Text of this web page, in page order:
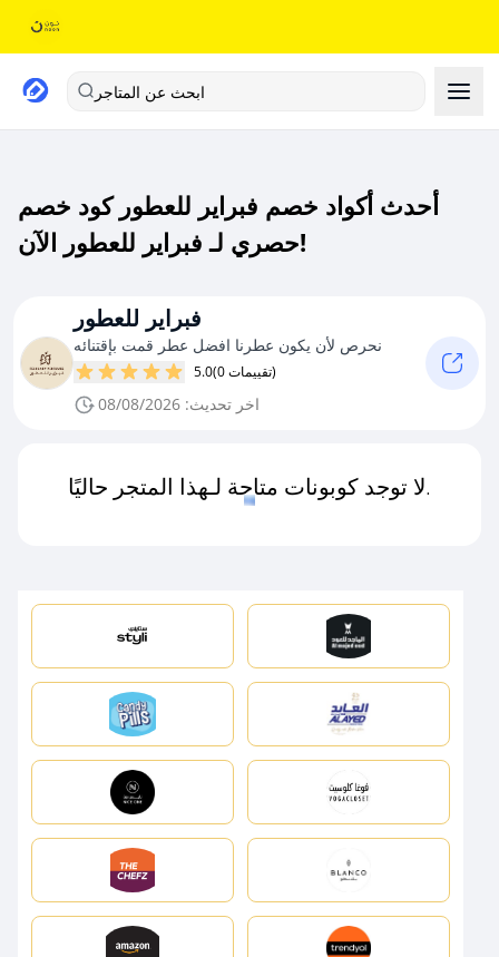
ابحث عن المتاجر
أحدث أكواد خصم فبراير للعطور كود خصم
حصري لـ فبراير للعطور الآن!
فبراير للعطور
نحرص لأن يكون عطرنا افضل عطر قمت بإقتنائه
5.0 (0 تقييمات)
اخر تحديث: 08/08/2026
لا توجد كوبونات متاحة لـهذا المتجر حاليًا.